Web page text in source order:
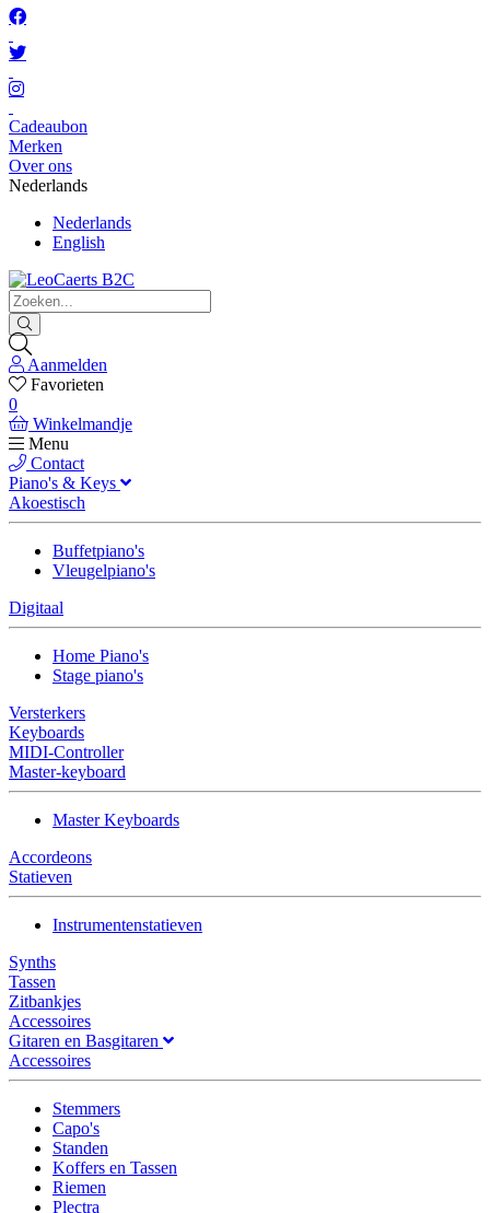
Cadeaubon
Merken
Over ons
Nederlands
Nederlands
English
Aanmelden
Favorieten
0
Winkelmandje
Menu
Contact
Piano's & Keys
Akoestisch
Buffetpiano's
Vleugelpiano's
Digitaal
Home Piano's
Stage piano's
Versterkers
Keyboards
MIDI-Controller
Master-keyboard
Master Keyboards
Accordeons
Statieven
Instrumentenstatieven
Synths
Tassen
Zitbankjes
Accessoires
Gitaren en Basgitaren
Accessoires
Stemmers
Capo's
Standen
Koffers en Tassen
Riemen
Plectra